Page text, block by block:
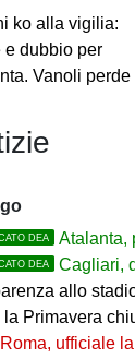
ko alla vigilia:
e dubbio per
Vanoli perde
DEA Atalanta,
DEA Cagliari,
allo
Primavera
Roma, ufficiale la